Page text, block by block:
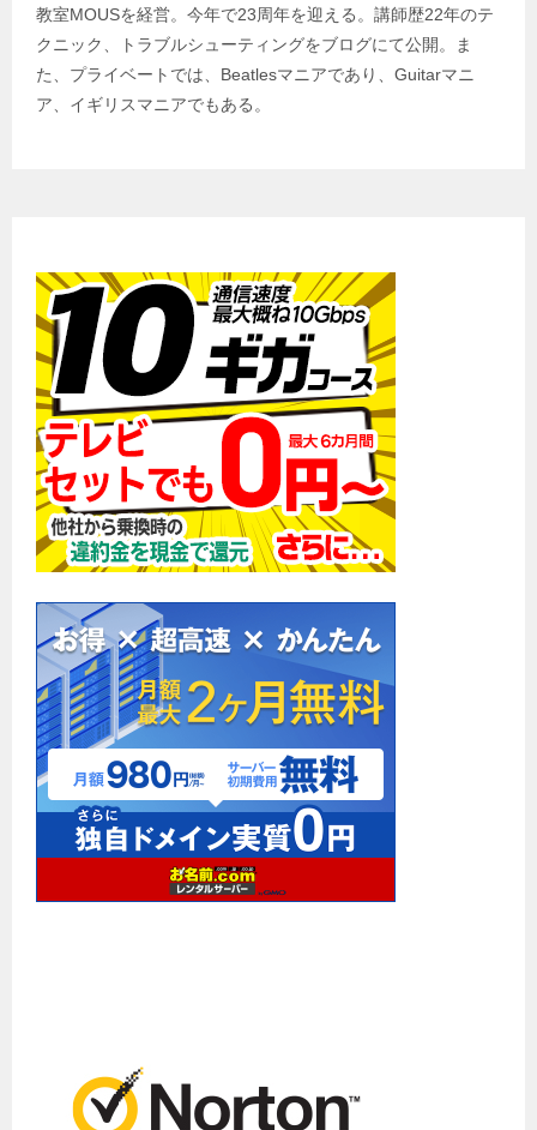
教室MOUSを経営。今年で23周年を迎える。講師歴22年のテ
クニック、トラブルシューティングをブログにて公開。ま
た、プライベートでは、Beatlesマニアであり、Guitarマニ
ア、イギリスマニアでもある。